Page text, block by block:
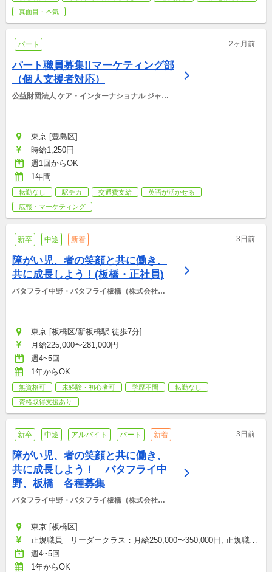
真面目・本気
パート 2ヶ月前
パート職員募集!!マーケティング部
（個人支援者対応）
公益財団法人 ケア・インターナショナル ジャパ
東京 [豊島区]
時給1,250円
週1回からOK
1年間
転勤なし 駅チカ 交通費支給
英語が活かせる
広報・マーケティング
新卒 中途 新着 3日前
障がい児、者の笑顔と共に働き、
共に成長しよう！(板橋・正社員)
バタフライ中野・バタフライ板橋（株式会社
東京 [板橋区/新板橋駅 徒歩7分]
月給225,000〜281,000円
週4~5回
1年からOK
無資格可 未経験・初心者可 学歴不問
転勤なし
資格取得支援あり
新卒 中途 アルバイト パート 新着 3日前
障がい児、者の笑顔と共に働き、
共に成長しよう！　バタフライ中
野、板橋　各種募集
バタフライ中野・バタフライ板橋（株式会社
東京 [板橋区]
正規職員　リーダークラス：月給250,000〜350,000円, 正規職
員、契約職員：月給250,000〜301,000円, 非常勤職員：時給
1,300〜2,000円
週4~5回
1年からOK